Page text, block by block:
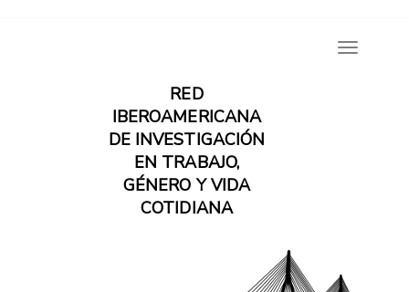
RED
IBEROAMERICANA
DE INVESTIGACIÓN
EN TRABAJO,
GÉNERO Y VIDA
COTIDIANA
Toggle